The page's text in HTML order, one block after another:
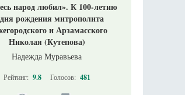
народ любил». К 100-летию
рождения митрополита
и Арзамасского
Николая (Кутепова)
Надежда Муравьева
Рейтинг: 9.8 Голосов: 481